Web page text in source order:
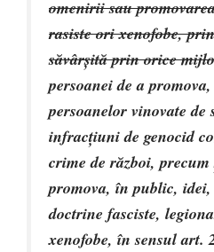
omenirii sau
rasiste ori xenofobe,
săvârşită prin orice
persoanei de a
persoanelor vinovate de
infracţiuni de genocid
crime de război,
promova, în public,
doctrine fasciste,
xenofobe, în sensul art.